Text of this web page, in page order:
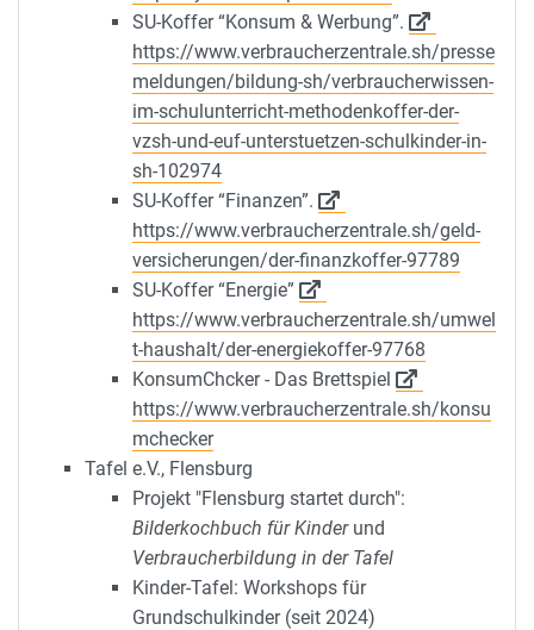
SU-Koffer “Konsum & Werbung”.
https://www.verbraucherzentrale.sh/presse
meldungen/bildung-sh/verbraucherwissen-
im-schulunterricht-methodenkoffer-der-
vzsh-und-euf-unterstuetzen-schulkinder-in-
sh-102974
SU-Koffer “Finanzen”.
https://www.verbraucherzentrale.sh/geld-
versicherungen/der-finanzkoffer-97789
SU-Koffer “Energie”
https://www.verbraucherzentrale.sh/umwel
t-haushalt/der-energiekoffer-97768
KonsumChcker - Das Brettspiel
https://www.verbraucherzentrale.sh/konsu
mchecker
Tafel e.V., Flensburg
Projekt "Flensburg startet durch":
Bilderkochbuch für Kinderund
Verbraucherbildung in der Tafel
Kinder-Tafel: Workshops für
Grundschulkinder (seit 2024)